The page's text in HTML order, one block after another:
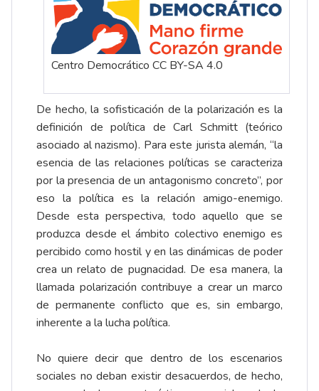
Centro Democrático CC BY-SA 4.0
De hecho, la sofisticación de la polarización es la
definición de política de Carl Schmitt (teórico
asociado al nazismo). Para este jurista alemán, “la
esencia de las relaciones políticas se caracteriza
por la presencia de un antagonismo concreto”, por
eso la política es la relación amigo-enemigo.
Desde esta perspectiva, todo aquello que se
produzca desde el ámbito colectivo enemigo es
percibido como hostil y en las dinámicas de poder
crea un relato de pugnacidad. De esa manera, la
llamada polarización contribuye a crear un marco
de permanente conflicto que es, sin embargo,
inherente a la lucha política.
No quiere decir que dentro de los escenarios
sociales no deban existir desacuerdos, de hecho,